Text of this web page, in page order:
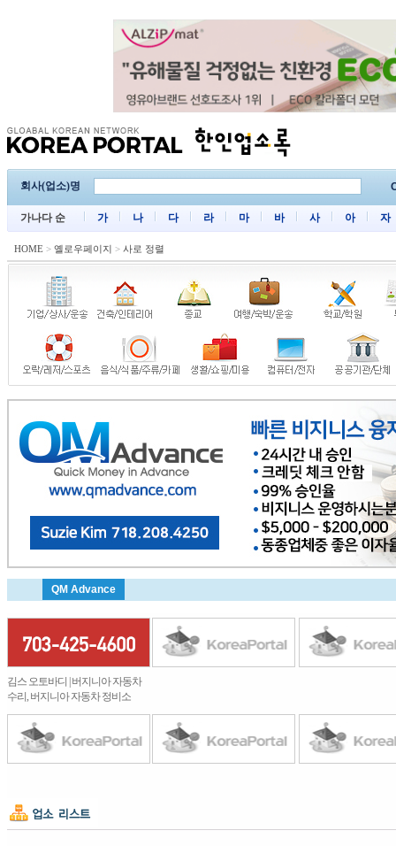
회사(업소)명
가나다 순 가 나 다 라 마 바 사 아 자
HOME > 옐로우페이지 > 사로 정렬
QM Advance
김스 오토바디 | 버지니아 자동차
수리, 버지니아 자동차 정비소